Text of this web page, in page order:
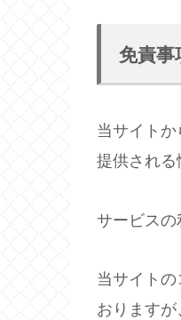
免責事
当サイト
提供される
サービスの
当サイト
おりますが